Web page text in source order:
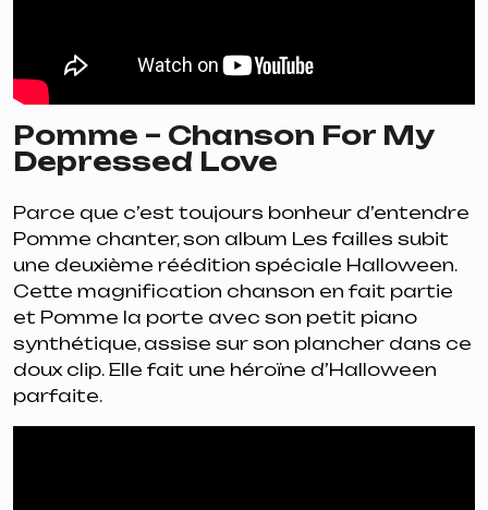
Pomme – Chanson For My
Depressed Love
Parce que c’est toujours bonheur d’entendre
Pomme chanter, son album Les failles subit
une deuxième réédition spéciale Halloween.
Cette magnification chanson en fait partie
et Pomme la porte avec son petit piano
synthétique, assise sur son plancher dans ce
doux clip. Elle fait une héroïne d’Halloween
parfaite.